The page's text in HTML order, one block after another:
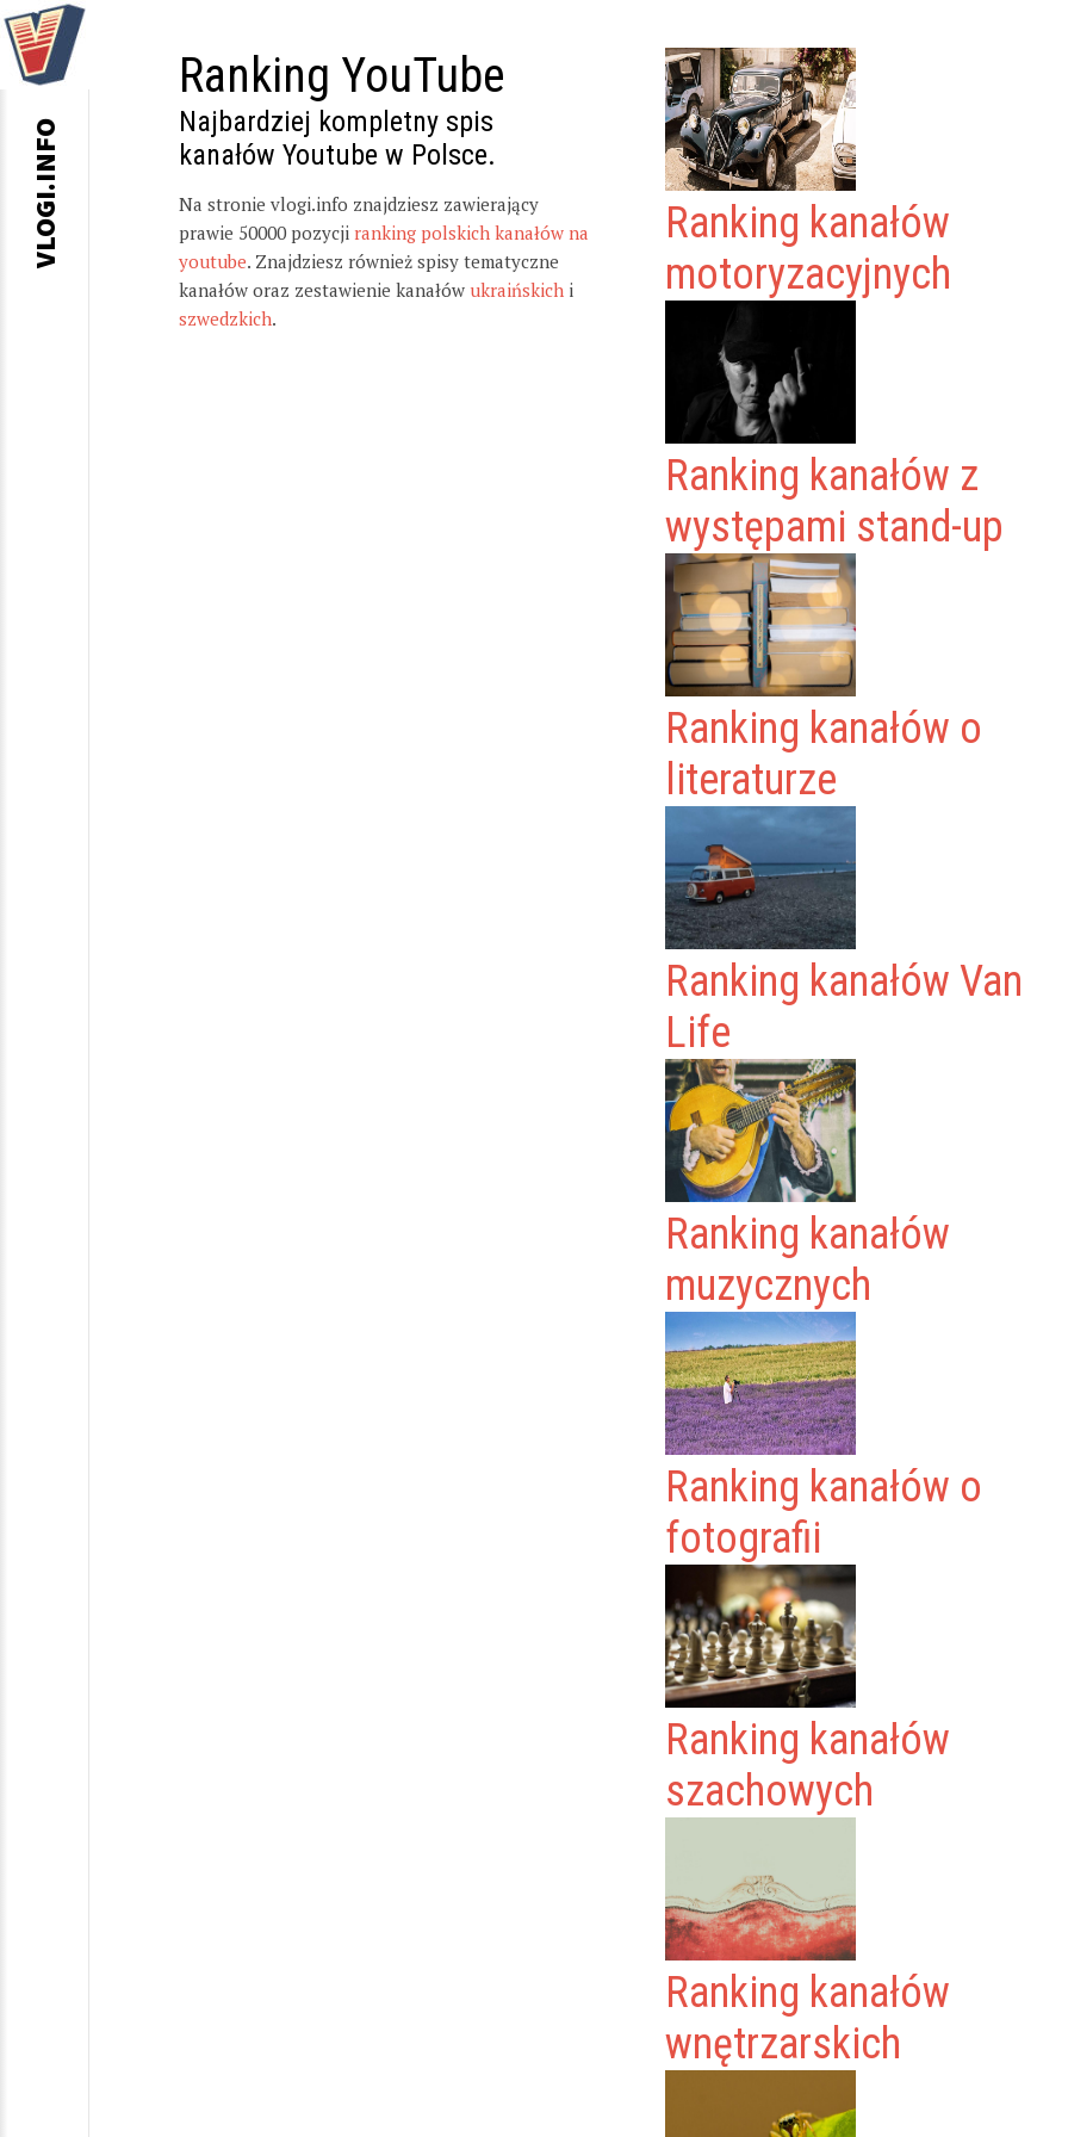
Ranking YouTube
Najbardziej kompletny spis
kanałów Youtube w Polsce.
Na stronie vlogi.info znajdziesz zawierający
prawie 50000 pozycji ranking polskich kanałów na
youtube. Znajdziesz również spisy tematyczne
kanałów oraz zestawienie kanałów ukraińskich i
szwedzkich.
Ranking kanałów
motoryzacyjnych
Ranking kanałów z
występami stand-up
Ranking kanałów o
literaturze
Ranking kanałów Van
Life
Ranking kanałów
muzycznych
Ranking kanałów o
fotografii
Ranking kanałów
szachowych
Ranking kanałów
wnętrzarskich
VLOGI.INFO